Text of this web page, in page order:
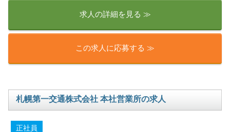
求人の詳細を見る ≫
この求人に応募する ≫
札幌第一交通株式会社 本社営業所の求人
正社員